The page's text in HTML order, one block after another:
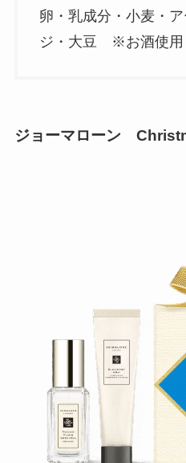
卵・乳成分・小麦・
ジ・大豆 ※お酒使用
ジョーマローン